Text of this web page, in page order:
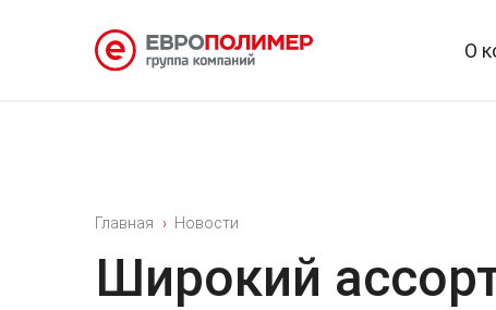
О
Главная Новости
Широкий